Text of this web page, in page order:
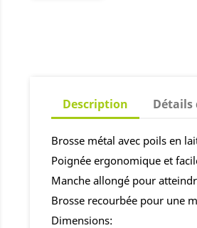
Description
Brosse métal avec poils en
Poignée ergonomique et
Manche allongé pour
Brosse recourbée pour une
Dimensions: